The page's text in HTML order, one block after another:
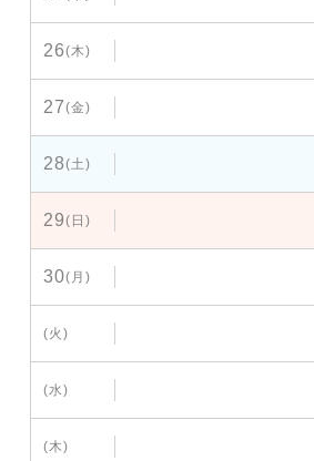
26(木)
27(金)
28(土)
29(日)
30(月)
(火)
(水)
(木)